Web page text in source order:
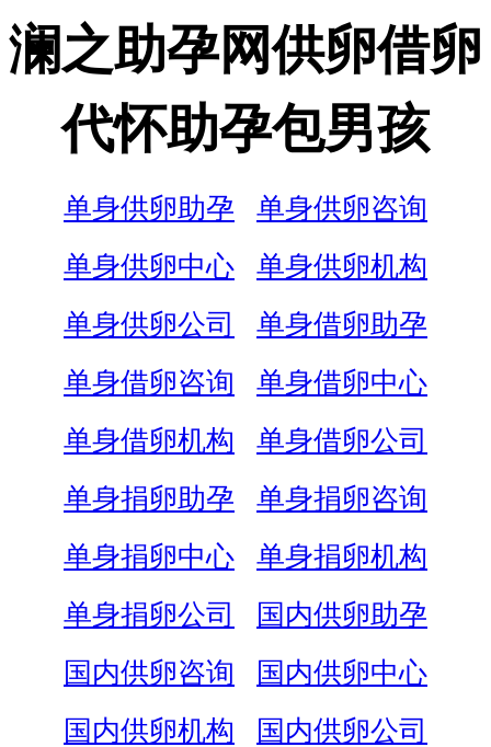
澜之助孕网供卵借卵
代怀助孕包男孩
单身供卵助孕
单身供卵咨询
单身供卵中心
单身供卵机构
单身供卵公司
单身借卵助孕
单身借卵咨询
单身借卵中心
单身借卵机构
单身借卵公司
单身捐卵助孕
单身捐卵咨询
单身捐卵中心
单身捐卵机构
单身捐卵公司
国内供卵助孕
国内供卵咨询
国内供卵中心
国内供卵机构
国内供卵公司